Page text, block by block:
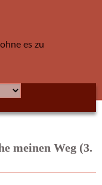
es zu
meinen Weg (3.